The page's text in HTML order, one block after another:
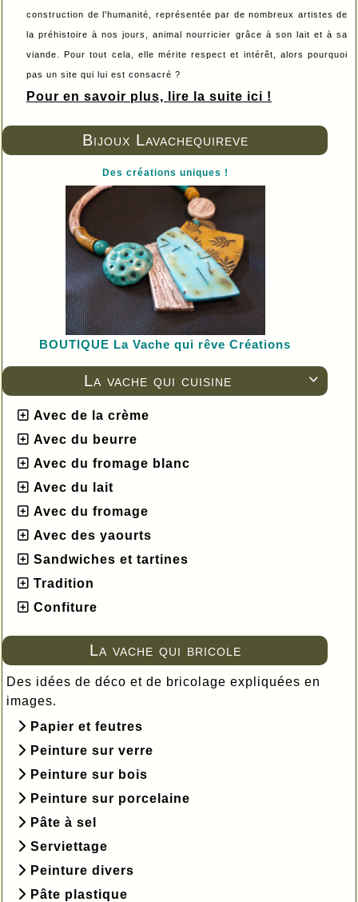
Bijoux Lavachequireve
Des créations uniques !
BOUTIQUE La Vache qui rêve Créations

La vache qui cuisine
Avec de la crème
Avec du beurre
Avec du fromage blanc
Avec du lait
Avec du fromage
Avec des yaourts
Sandwiches et tartines
Tradition
Confiture
La vache qui bricole
Des idées de déco et de bricolage expliquées en
images.
Papier et feutres
Peinture sur verre
Peinture sur bois
Peinture sur porcelaine
Pâte à sel
Serviettage
Peinture divers
Pâte plastique
construction de l'humanité, représentée par de nombreux artistes de
la préhistoire à nos jours, animal nourricier grâce à son lait et à sa
viande. Pour tout cela, elle mérite respect et intérêt, alors pourquoi
pas un site qui lui est consacré ?
Pour en savoir plus, lire la suite ici !